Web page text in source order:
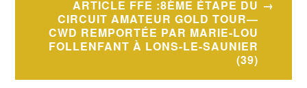
ARTICLE FFE :8ÈME ÉTAPE DU
CIRCUIT AMATEUR GOLD TOUR—
CWD REMPORTÉE PAR MARIE-LOU
FOLLENFANT À LONS-LE-SAUNIER
(39)